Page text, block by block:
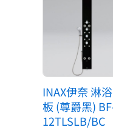
INAX伊奈 淋
板 (尊爵黑)
12TLSLB/BC
格：格：